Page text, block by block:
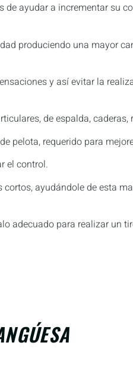
ayudar a incrementar su
produciendo una mayor
y así evitar la
de espalda, caderas,
pelota, requerido para
el control.
ayudándole de esta
adecuado para realizar un